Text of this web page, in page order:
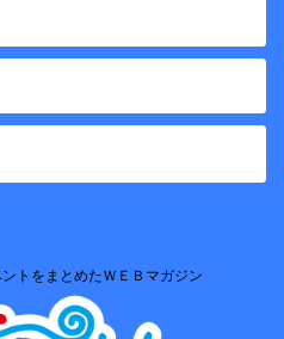
トをまとめたＷＥＢマガジン